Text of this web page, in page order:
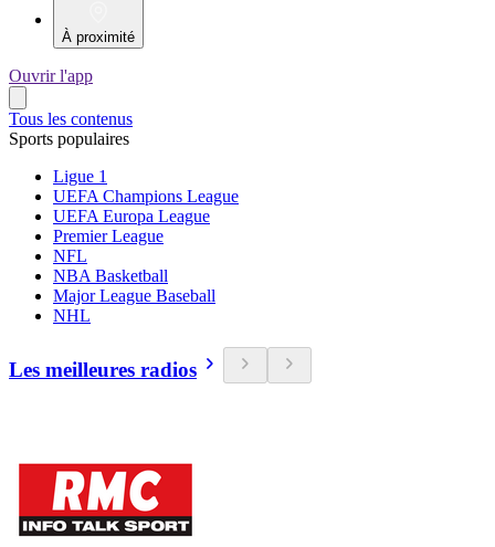
À proximité
Ouvrir l'app
Tous les contenus
Sports populaires
Ligue 1
UEFA Champions League
UEFA Europa League
Premier League
NFL
NBA Basketball
Major League Baseball
NHL
Les meilleures radios